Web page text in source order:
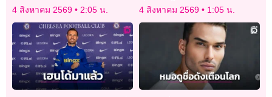
4 สิงหาคม 2569 2:05 น. 4 สิงหาคม 2569 1:05 น.